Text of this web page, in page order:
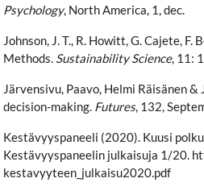
Psychology, North America, 1, dec.
Johnson, J. T., R. Howitt, G. Cajete,
Methods. Sustainability Science, 11:
Järvensivu, Paavo, Helmi Räisänen
decision-making. Futures, 132,
Kestävyyspaneeli (2020). Kuusi
Kestävyyspaneelin julkaisuja 1/20.
kestavyyteen_julkaisu2020.pdf